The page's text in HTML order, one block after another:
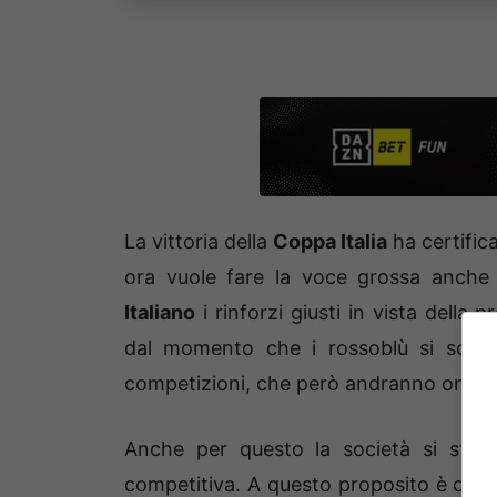
La vittoria della Coppa Italia ha
ora vuole fare la voce grossa
Italiano i rinforzi giusti in vista della
dal momento che i rossoblù si
competizioni, che però andranno
Anche per questo la società si sta
competitiva. A questo proposito è